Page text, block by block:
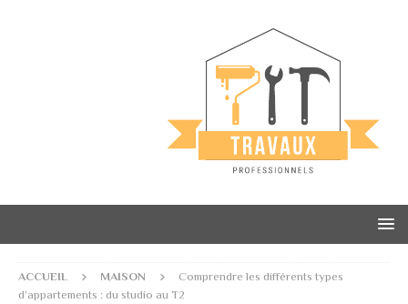
ACCUEIL MAISON
Comprendre les différents types
d’appartements : du studio au T2